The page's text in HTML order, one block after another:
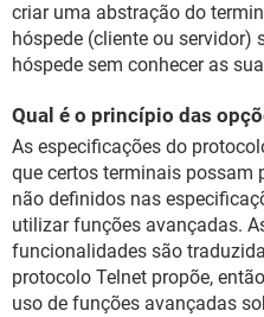
criar uma abstração do
hóspede (cliente ou servidor)
hóspede sem conhecer as
Qual é o princípio das
As especificações do
que certos terminais possam
não definidos nas
utilizar funções avançadas.
funcionalidades são
protocolo Telnet propõe,
uso de funções avançadas